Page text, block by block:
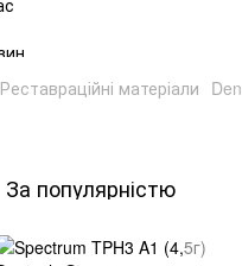
Реставраційні матеріали
За популярністю